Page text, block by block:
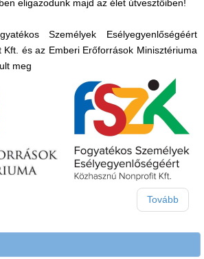
eligazodunk majd az élet útvesztőiben!
Személyek Esélyegyenlőségéért
Kft. és az Emberi Erőforrások Minisztériuma
meg
Tovább